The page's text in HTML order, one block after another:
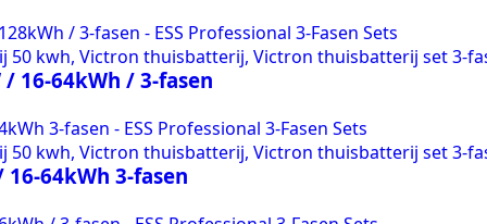
50 kwh, Victron thuisbatterij, Victron thuisbatterij set 3-
/ 16-64kWh / 3-fasen
50 kwh, Victron thuisbatterij, Victron thuisbatterij set 3-
16-64kWh 3-fasen